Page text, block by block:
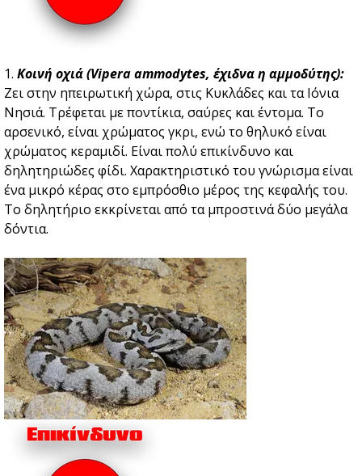
1. Κοινή οχιά (Vipera ammodytes, έχιδνα η αμμοδύτης):
Ζει στην ηπειρωτική χώρα, στις Κυκλάδες και τα Ιόνια
Νησιά. Τρέφεται με ποντίκια, σαύρες και έντομα. Το
αρσενικό, είναι χρώματος γκρι, ενώ το θηλυκό είναι
χρώματος κεραμιδί. Είναι πολύ επικίνδυνο και
δηλητηριώδες φίδι. Χαρακτηριστικό του γνώρισμα είναι
ένα μικρό κέρας στο εμπρόσθιο μέρος της κεφαλής του.
Το δηλητήριο εκκρίνεται από τα μπροστινά δύο μεγάλα
δόντια.